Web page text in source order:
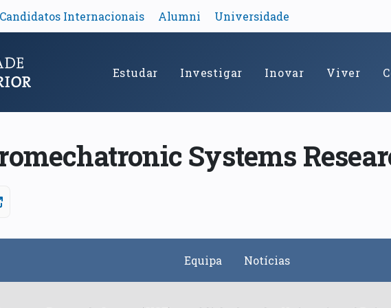
Candidatos Internacionais Alumni Universidade
Estudar Investigar Inovar Viver
Systems
Equipa Notícias